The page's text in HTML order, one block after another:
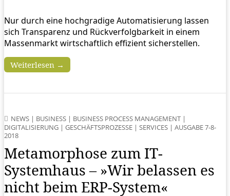
Nur durch eine hochgradige Automatisierung lassen
sich Transparenz und Rückverfolgbarkeit in einem
Massenmarkt wirtschaftlich effizient sicherstellen.
Weiterlesen →
NEWS | BUSINESS | BUSINESS PROCESS MANAGEMENT |
DIGITALISIERUNG | GESCHÄFTSPROZESSE | SERVICES | AUSGABE 7-8-
2018
Metamorphose zum IT-
Systemhaus – »Wir belassen es
nicht beim ERP-System«